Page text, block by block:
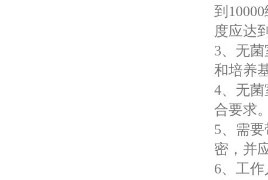
到
度应达
3、无
和培养
4、无
合要求
5、需
密，并
6、工